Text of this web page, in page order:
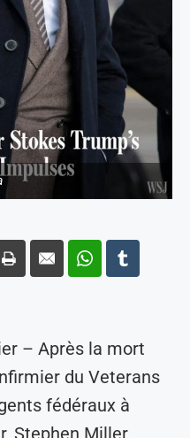
– Après la mort
du Veterans
fédéraux à
Stephen Miller,